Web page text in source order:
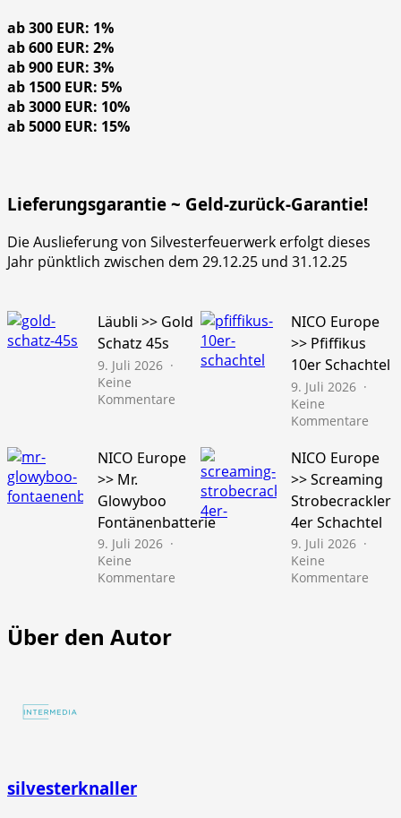
ab 300 EUR: 1%
ab 600 EUR: 2%
ab 900 EUR: 3%
ab 1500 EUR: 5%
ab 3000 EUR: 10%
ab 5000 EUR: 15%
Lieferungsgarantie ~ Geld-zurück-Garantie!
Die Auslieferung von Silvesterfeuerwerk erfolgt dieses
Jahr pünktlich zwischen dem 29.12.25 und 31.12.25
Läubli >> Gold
Schatz 45s
9. Juli 2026
Keine
Kommentare
Gold
Schatz
NICO Europe
>> Pfiffikus
10er Schachtel
9. Juli 2026
Keine
Kommentare
10er
NICO Europe
>> Mr.
Glowyboo
Fontänenbatterie
9. Juli 2026
Keine
Kommentare
NICO Europe
>> Screaming
Strobecrackler
4er Schachtel
9. Juli 2026
Keine
Kommentare
Über den Autor
silvesterknaller